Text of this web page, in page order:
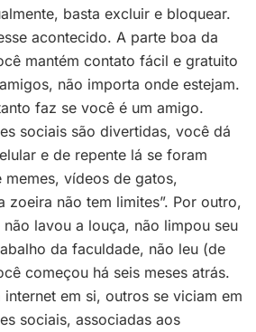
basta excluir e bloquear.
acontecido. A parte boa da
mantém contato fácil e gratuito
não importa onde estejam.
faz se você é um amigo.
sociais são divertidas, você dá
e de repente lá se foram
vídeos de gatos,
zoeira não tem limites”. Por outro,
lavou a louça, não limpou seu
da faculdade, não leu (de
começou há seis meses atrás.
internet em si, outros se viciam em
sociais, associadas aos